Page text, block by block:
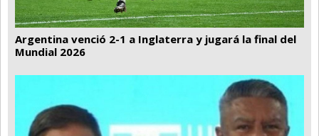
Argentina venció 2-1 a Inglaterra y jugará la final del
Mundial 2026